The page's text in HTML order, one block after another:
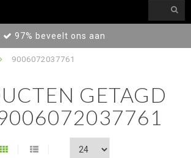
97% beveelt ons aan
9006072037761
GETAGD